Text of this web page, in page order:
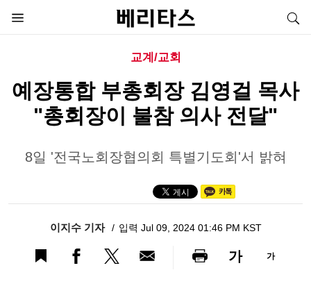
교계/교회
예장통합 부총회장 김영걸 목사
"총회장이 불참 의사 전달"
8일 '전국노회장협의회 특별기도회'서 밝혀
이지수 기자 입력 Jul 09, 2024 01:46 PM KST
가 가